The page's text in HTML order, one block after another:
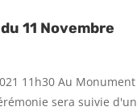
11 Novembre
11h30 Au Monument
sera suivie d'un